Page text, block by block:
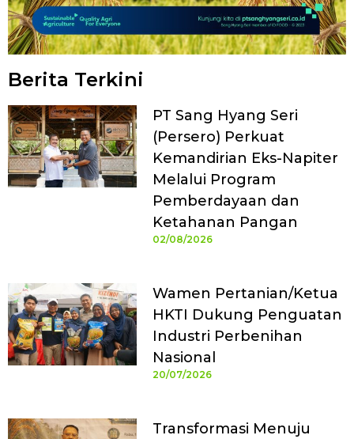
Berita Terkini
PT Sang Hyang Seri
(Persero) Perkuat
Kemandirian Eks-Napiter
Melalui Program
Pemberdayaan dan
Ketahanan Pangan
02/08/2026
Wamen Pertanian/Ketua
HKTI Dukung Penguatan
Industri Perbenihan
Nasional
20/07/2026
Transformasi Menuju